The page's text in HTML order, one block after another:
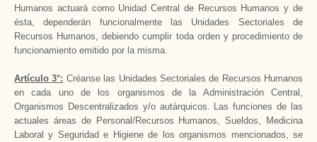
Humanos actuará como Unidad Central de Recursos Humanos y de
ésta, dependerán funcionalmente las Unidades Sectoriales de
Recursos Humanos, debiendo cumplir toda orden y procedimiento de
funcionamiento emitido por la misma.
Artículo 3°: Créanse las Unidades Sectoriales de Recursos Humanos
en cada uno de los organismos de
la Administración Central ,
Organismos Descentralizados y/o autárquicos. Las funciones de las
actuales áreas de Personal/Recursos Humanos, Sueldos, Medicina
Laboral y Seguridad e Higiene de los organismos mencionados, se